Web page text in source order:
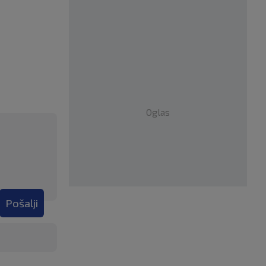
Pošalji
Oglas